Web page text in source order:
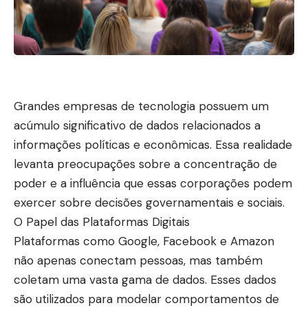
Grandes empresas de tecnologia possuem um
acúmulo significativo de dados relacionados a
informações políticas e econômicas. Essa realidade
levanta preocupações sobre a concentração de
poder e a influência que essas corporações podem
exercer sobre decisões governamentais e sociais.
O Papel das Plataformas Digitais
Plataformas como Google, Facebook e Amazon
não apenas conectam pessoas, mas também
coletam uma vasta gama de dados. Esses dados
são utilizados para modelar comportamentos de